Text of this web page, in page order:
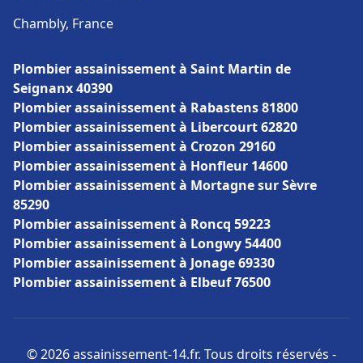
Chambly, France
Plombier assainissement à Saint Martin de
Seignanx 40390
Plombier assainissement à Rabastens 81800
Plombier assainissement à Libercourt 62820
Plombier assainissement à Crozon 29160
Plombier assainissement à Honfleur 14600
Plombier assainissement à Mortagne sur Sèvre
85290
Plombier assainissement à Roncq 59223
Plombier assainissement à Longwy 54400
Plombier assainissement à Jonage 69330
Plombier assainissement à Elbeuf 76500
© 2026 assainissement-14.fr. Tous droits réservés -